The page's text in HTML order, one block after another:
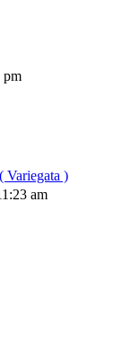
pm
Variegata )
am